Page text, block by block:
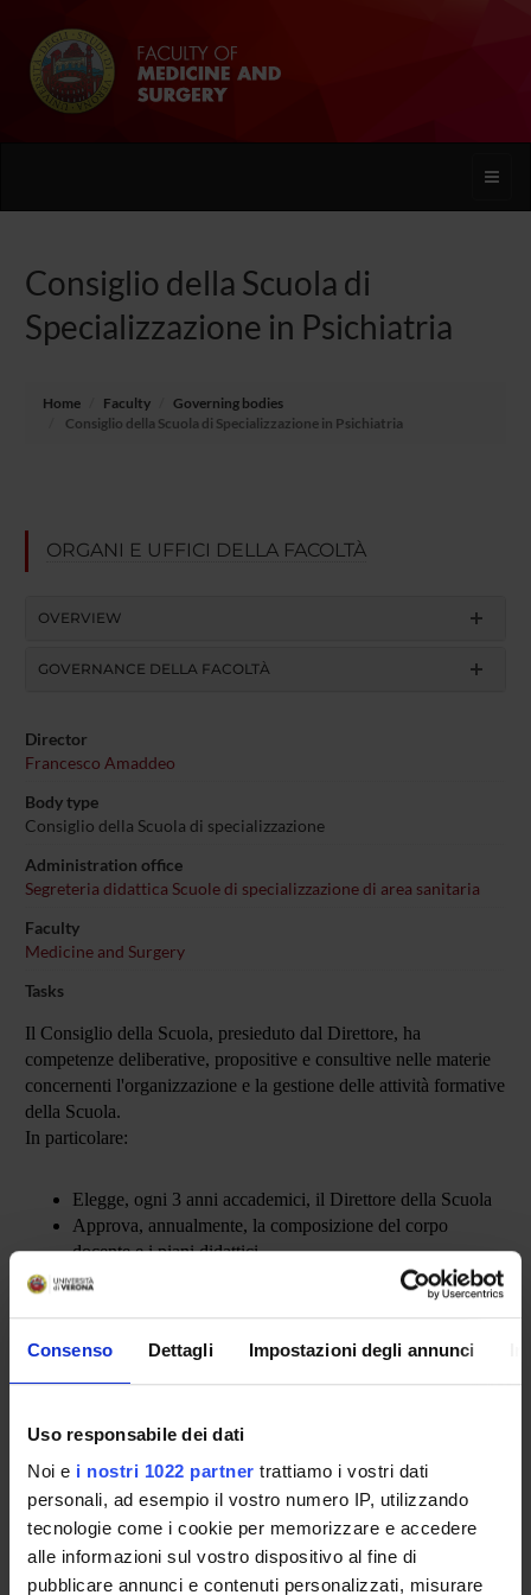
Consenso Dettagli Impostazioni degli annunci
Uso responsabile dei dati
Noi e i nostri 1022 partner trattiamo i vostri dati
personali, ad esempio il vostro numero IP, utilizzando
tecnologie come i cookie per memorizzare e accedere
alle informazioni sul vostro dispositivo al fine di
pubblicare annunci e contenuti personalizzati, misurare
Toggle
Consiglio della Scuola di
Specializzazione in Psichiatria
Home Faculty
Governing bodies
Consiglio della Scuola di Specializzazione in Psichiatria
ORGANI E UFFICI DELLA FACOLTÀ
OVERVIEW
GOVERNANCE DELLA FACOLTÀ
Director
Francesco Amaddeo
Body type
Consiglio della Scuola di specializzazione
Administration office
Segreteria didattica Scuole di specializzazione di area sanitaria
Faculty
Medicine and Surgery
Tasks
Il Consiglio della Scuola, presieduto dal Direttore, ha
competenze deliberative, propositive e consultive nelle materie
concernenti l'organizzazione e la gestione delle attività formative
della Scuola.
In particolare:
Elegge, ogni 3 anni accademici, il Direttore della Scuola
Approva, annualmente, la composizione del corpo
docente e i piani didattici
Approva la collocazione dei Medici in Formazione in
Il Consiglio è composto dal corpo docente della Scuola e da una
ogni anni di corso e non superando il massimo di 10